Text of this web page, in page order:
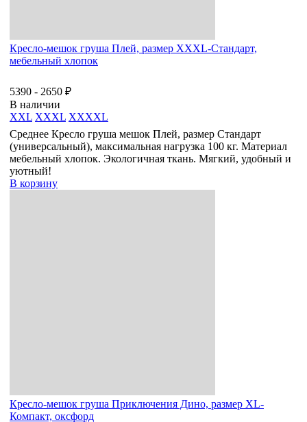
Кресло-мешок груша Плей, размер XХХL-Стандарт,
мебельный хлопок
5390 - 2650 ₽
В наличии
XXL XXXL XXXXL
Среднее Кресло груша мешок Плей, размер Стандарт
(универсальный), максимальная нагрузка 100 кг. Материал
мебельный хлопок. Экологичная ткань. Мягкий, удобный и
уютный!
В корзину
Кресло-мешок груша Приключения Дино, размер XL-
Компакт, оксфорд